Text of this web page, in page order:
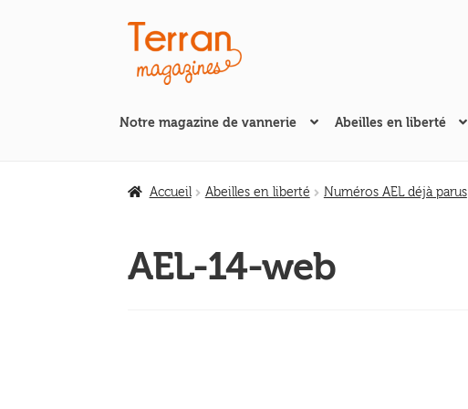
Aller
à
la
Aller
au
contenu
Notre magazine de vannerie Abeilles en liberté
Accueil Abeilles en liberté Numéros AEL déjà parus
AEL-14-web